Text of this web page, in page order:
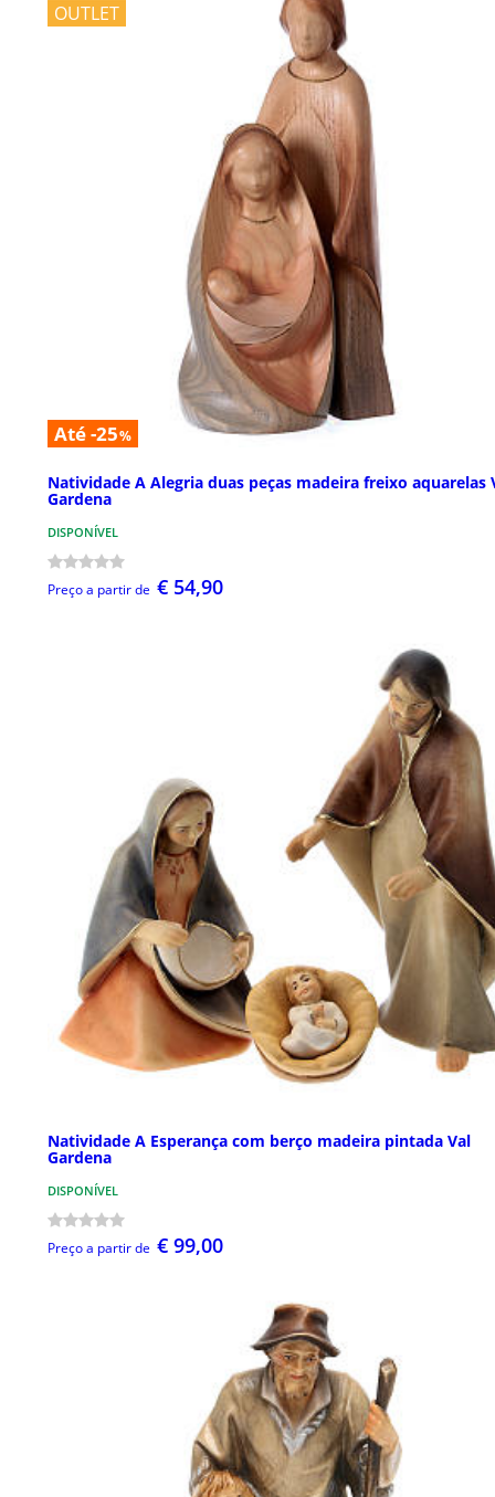
OUTLET
Até -25%
Natividade A Alegria duas peças madeira freixo aquarelas
Gardena
DISPONÍVEL
Preço a partir de € 54,90
Natividade A Esperança com berço madeira pintada Val
Gardena
DISPONÍVEL
Preço a partir de € 99,00